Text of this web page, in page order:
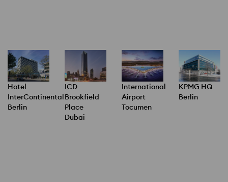
Hotel
InterContinental
Berlin
ICD
Brookfield
Place
Dubai
International
Airport
Tocumen
KPMG HQ
Berlin